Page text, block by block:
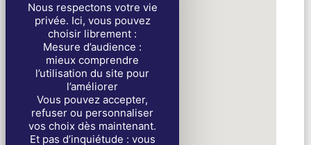
Nous respectons votre vie
privée. Ici, vous pouvez
choisir librement :
Mesure d’audience :
mieux comprendre
l’utilisation du site pour
l’améliorer
Vous pouvez accepter,
refuser ou personnaliser
vos choix dès maintenant.
Et pas d’inquiétude : vous